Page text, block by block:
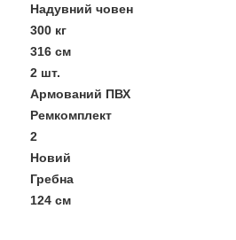
Надувний човен
300 кг
316 см
2 шт.
Армований ПВХ
Ремкомплект
2
Новий
Гребна
124 см